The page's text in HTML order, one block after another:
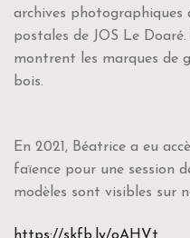
archives photographiques
postales de JOS Le
montrent les marques de
bois.
En 2021, Béatrice a eu
faïence pour une session
modèles sont visibles sur
https://skfb.ly/oAHVt